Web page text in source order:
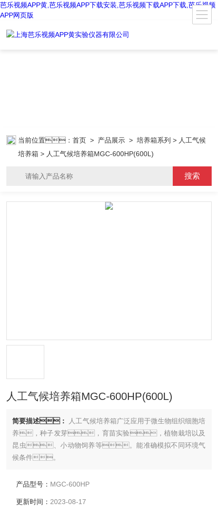
芭乐视频APP黄,芭乐视频APP下载安装,芭乐视频下载APP下载,芭乐视频
APP网页版
当前位置：首页 > 产品展示 >培养箱系列 > 人工气候
培养箱 > 人工气候培养箱MGC-600HP(600L)
人工气候培养箱MGC-600HP(600L)
简要描述：
养，种子发芽，育苗实验，植物栽培以及
昆虫、小动物饲养等。能准确模拟不同环境气
候条件。
产品型号： MGC-600HP
更新时间： 2023-08-17